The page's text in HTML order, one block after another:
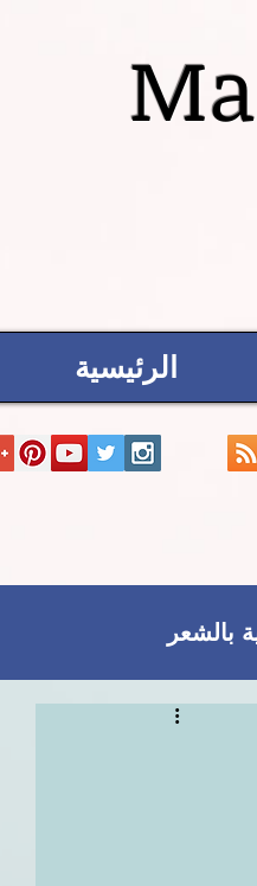
الرئيسية
بالشعر
العناية بالبشرة